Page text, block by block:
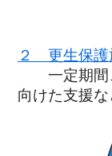
２ 更生保護
一定期間、
向けた支援な